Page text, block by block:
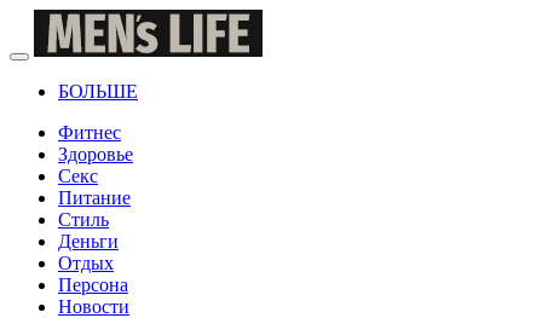
БОЛЬШЕ
Фитнес
Здоровье
Секс
Питание
Стиль
Деньги
Отдых
Персона
Новости